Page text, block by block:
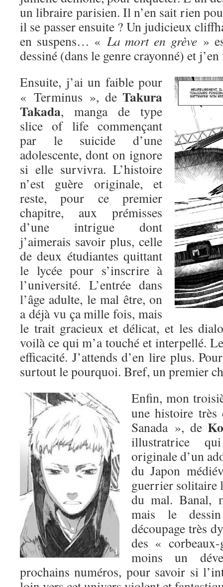
un libraire parisien. Il n’en sait rien
il se passer ensuite ? Un judicieux
en suspens… « La mort en grève»
dessiné (dans le genre crayonné) et
Ensuite, j’ai un faible pour
« Terminus », de Takura
Takada, manga de type
slice of life commençant
par le suicide d’une
adolescente, dont on ignore
si elle survivra. L’histoire
n’est guère originale, et
reste, pour ce premier
chapitre, aux prémisses
d’une intrigue dont
j’aimerais savoir plus, celle
de deux étudiantes quittant
le lycée pour s’inscrire à
l’université. L’entrée dans
l’âge adulte, le mal être, on
a déjà vu ça mille fois, mais
le trait gracieux et délicat, et les
voilà ce qui m’a touché et interpellé.
efficacité. J’attends d’en lire plus.
surtout le pourquoi. Bref, un premier
Enfin, mon
une histoire
Sanada », de
illustratrice
originale d’un
du Japon
guerrier solitaire
du mal. Banal,
mais le
découpage très
des «
moins un
prochains numéros, pour savoir si